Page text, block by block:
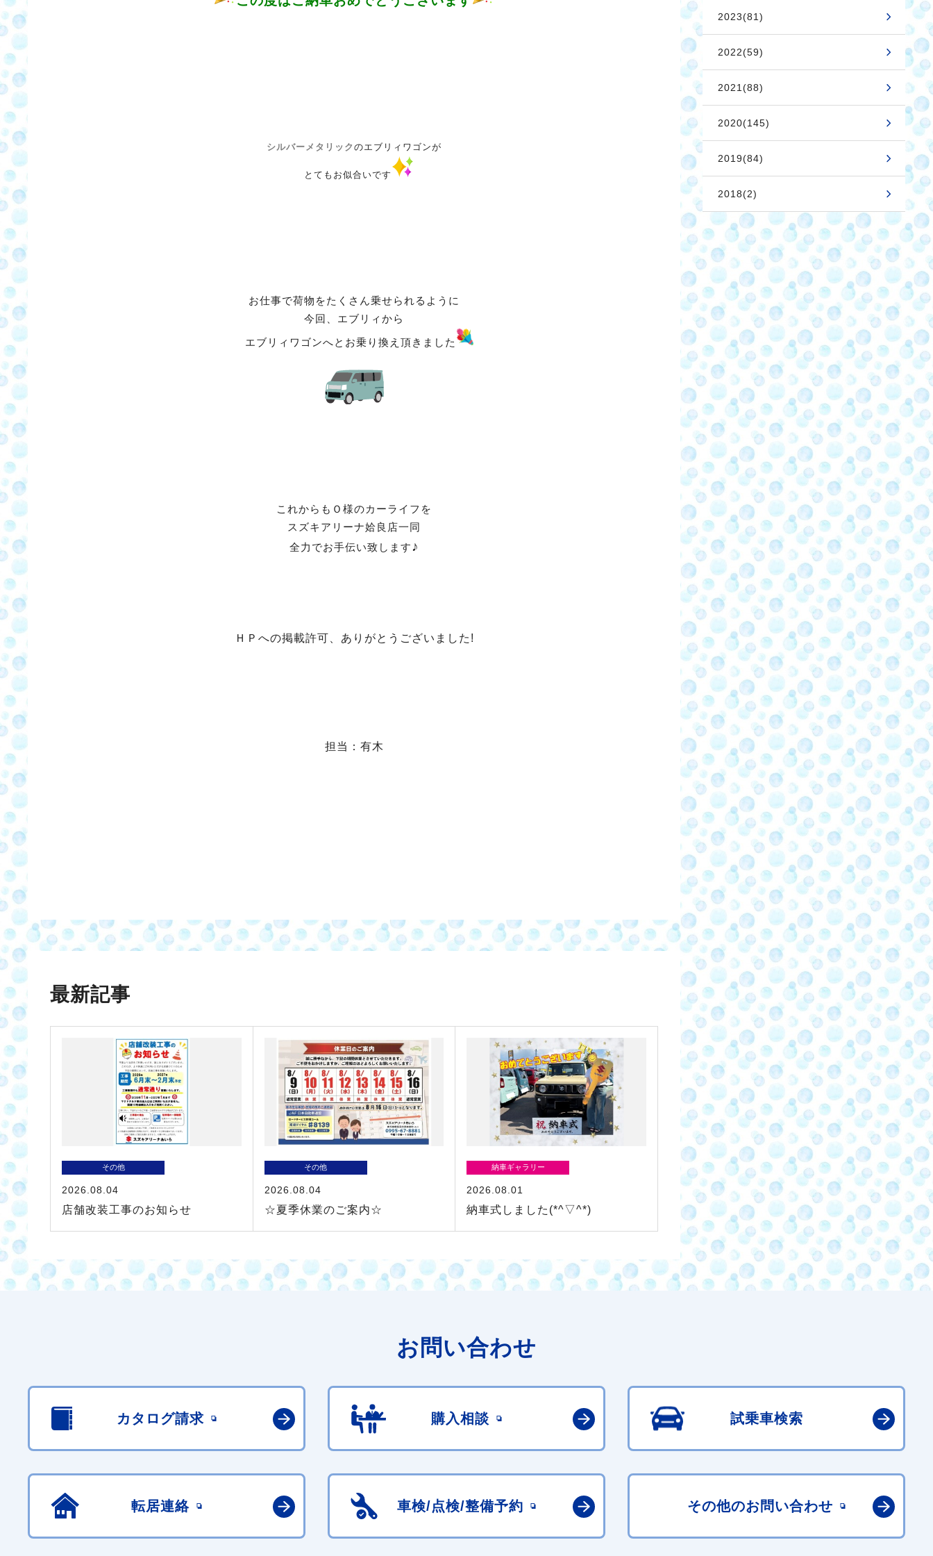
シルバーメタリック のエブリィワゴンが
とてもお似合いです
お仕事で荷物をたくさん乗せられるように
今回、エブリィから
エブリィワゴンへとお乗り換え頂きました
これからもＯ様のカーライフを
スズキアリーナ姶良店一同
全力でお手伝い致します ♪
ＨＰへの掲載許可、ありがとうございました !
担当：有木
最新記事
その他
2026.08.04
店舗改装工事のお知らせ
その他
2026.08.04
☆夏季休業のご案内☆
納車ギャラリー
2026.08.01
納車式しました(*^▽^*)
2023(81)
2022(59)
2021(88)
2020(145)
2019(84)
2018(2)
お問い合わせ
カタログ請求 購入相談 試乗車検索
転居連絡 車検/点検/整備予約 その他のお問い合わせ